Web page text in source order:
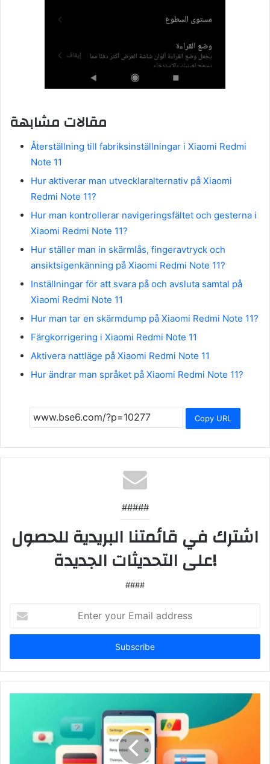
مقالات مشابهة
Återställning till fabriksinställningar i Xiaomi Redmi
Note 11
Hur aktiverar man utvecklaralternativ på Xiaomi
Redmi Note 11?
Hur man kontrollerar navigeringsfältet och gesterna i
Xiaomi Redmi Note 11?
Hur ställer man in skärmlås, fingeravtryck och
ansiktsigenkänning på Xiaomi Redmi Note 11?
Inställningar för att svara på och avsluta samtal på
Xiaomi Redmi Note 11
Hur man tar en skärmdump på Xiaomi Redmi Note 11?
Färgkorrigering i Xiaomi Redmi Note 11
Aktivera nattläge på Xiaomi Redmi Note 11
Hur ändrar man språket på Xiaomi Redmi Note 11?
Copy URL
#####
اشترك في قائمتنا البريدية للحصول
على التحديثات الجديدة!
####
your
Email